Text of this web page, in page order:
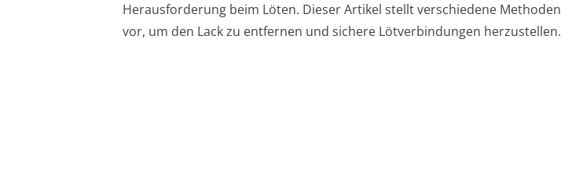
Herausforderung beim Löten. Dieser Artikel stellt verschiedene Methoden
vor, um den Lack zu entfernen und sichere Lötverbindungen herzustellen.